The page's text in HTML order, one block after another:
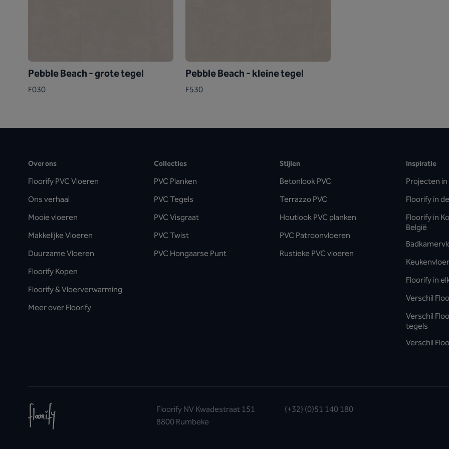
Pebble Beach - grote tegel
F030
Pebble Beach - kleine tegel
F530
Over ons
Floorify PVC Vloeren
Ons verhaal
Mooie vloeren
Makkelijke Vloeren
Duurzame Vloeren
Floorify Kopen
Floorify & Vloerverwarming
Meer over Floorify
Collecties
PVC Planken
PVC Tegels
PVC Visgraat
PVC Twist
PVC Hongaarse Punt
Stijlen
Betonlook PVC
Terrazzo PVC
Houtlook PVC planken
PVC Patroonvloeren
Rustieke PVC vloeren
Inspiratie
Projecten
Floorify in
Floorify in
België
Floorify in
Verschil
Verschil
tegels
Verschil
Floorify NV Kwadestraat 151
8800 Rumbeke
(+32) (0)51 140 180